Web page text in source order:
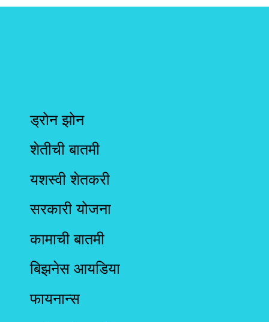
ड्रोन झोन
शेतीची बातमी
यशस्वी शेतकरी
सरकारी योजना
कामाची बातमी
बिझनेस आयडिया
फायनान्स